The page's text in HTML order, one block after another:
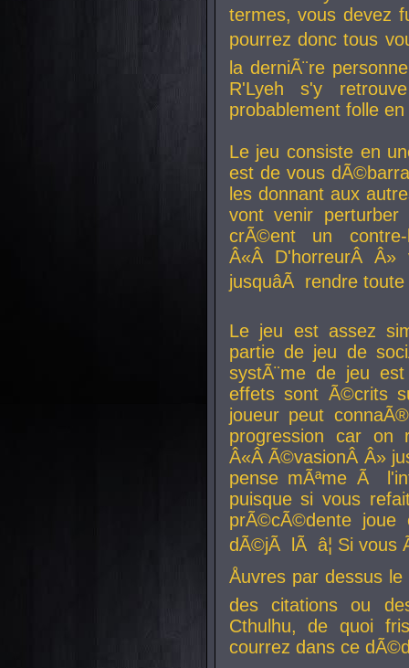
termes, vous devez
pourrez donc tous
la derniÃ¨re
R'Lyeh s'y
probablement folle
Le jeu consiste en
est de vous
les donnant aux
vont venir perturber
crÃ©ent un
Â«Â D'horreurÂ
jusquâÃ rendre
Le jeu est assez
partie de jeu de
systÃ¨me de jeu
effets sont Ã©crits
joueur peut
progression car
Â«Â Ã©vasionÂ Â»
pense mÃªme Ã
puisque si vous
prÃ©cÃ©dente
dÃ©jÃ lÃ â¦ Si vous
Åuvres par dessus
des citations ou
Cthulhu, de quoi
courrez dans ce